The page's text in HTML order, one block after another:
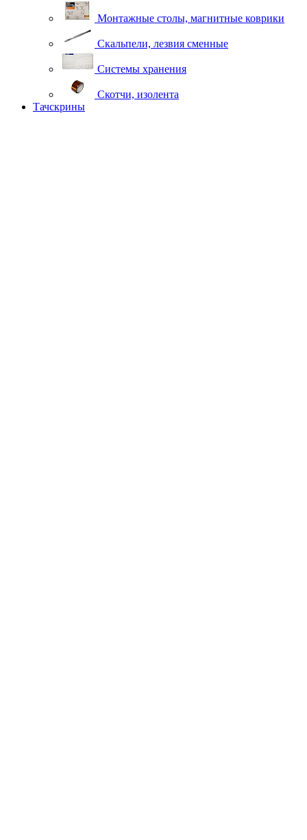
Монтажные столы, магнитные коврики
Скальпели, лезвия сменные
Системы хранения
Скотчи, изолента
Тачскрины